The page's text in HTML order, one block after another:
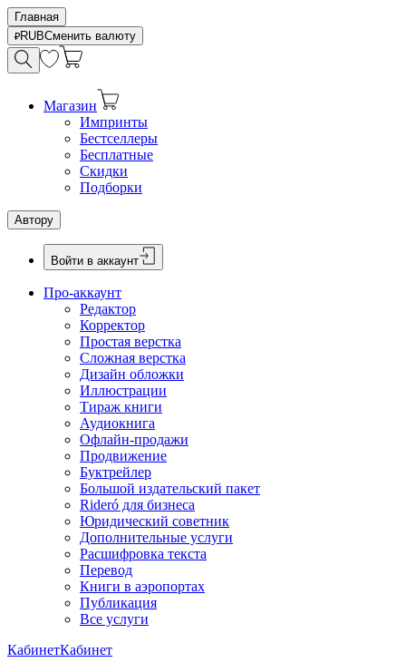
Главная
RUBСменить валюту
Магазин
Импринты
Бестселлеры
Бесплатные
Скидки
Подборки
Автору
Войти в аккаунт
Про-аккаунт
Редактор
Корректор
Простая верстка
Сложная верстка
Дизайн обложки
Иллюстрации
Тираж книги
Аудиокнига
Офлайн-продажи
Продвижение
Буктрейлер
Большой издательский пакет
Rideró для бизнеса
Юридический советник
Дополнительные услуги
Расшифровка текста
Перевод
Книги в аэропортах
Публикация
Все услуги
КабинетКабинет